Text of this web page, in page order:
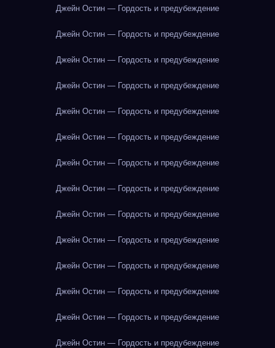
Джейн Остин — Гордость и предубеждение
Джейн Остин — Гордость и предубеждение
Джейн Остин — Гордость и предубеждение
Джейн Остин — Гордость и предубеждение
Джейн Остин — Гордость и предубеждение
Джейн Остин — Гордость и предубеждение
Джейн Остин — Гордость и предубеждение
Джейн Остин — Гордость и предубеждение
Джейн Остин — Гордость и предубеждение
Джейн Остин — Гордость и предубеждение
Джейн Остин — Гордость и предубеждение
Джейн Остин — Гордость и предубеждение
Джейн Остин — Гордость и предубеждение
Джейн Остин — Гордость и предубеждение